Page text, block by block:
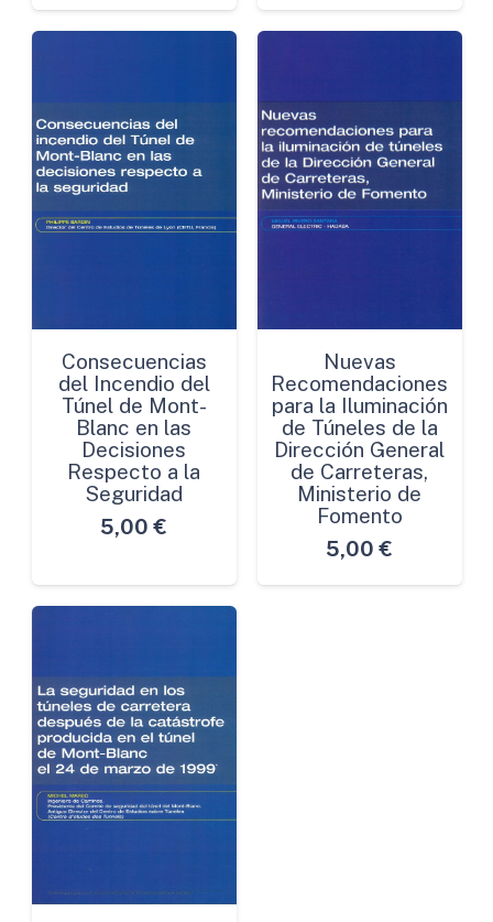
Consecuencias
del Incendio del
Túnel de Mont-
Blanc en las
Decisiones
Respecto a la
Seguridad
5,00 €
Nuevas
Recomendaciones
para la Iluminación
de Túneles de la
Dirección General
de Carreteras,
Ministerio de
Fomento
5,00 €